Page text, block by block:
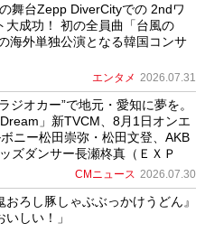
舞台Zepp DiverCityでの 2ndワ
大成功！ 初の全員曲「台風の
海外単独公演となる韓国コンサ
エンタメ 2026.07.31
ジオカー”で地元・愛知に夢を。
」新TVCM、8月1日オンエ
ニー松田崇弥・松田文登、AKB
ズダンサー長瀬柊真（ＥＸＰ
CMニュース 2026.07.30
おろし豚しゃぶぶっかけうどん』
しい！」